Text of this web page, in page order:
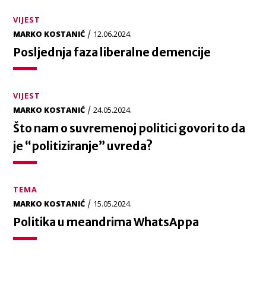
VIJEST
MARKO KOSTANIĆ / 12.06.2024.
Posljednja faza liberalne demencije
VIJEST
MARKO KOSTANIĆ /24.05.2024.
Što nam o suvremenoj politici govori to da
je “politiziranje” uvreda?
TEMA
MARKO KOSTANIĆ / 15.05.2024.
Politika u meandrima WhatsAppa